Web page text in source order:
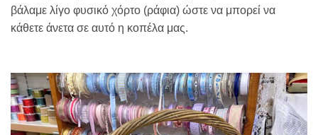
βάλαμε λίγο φυσικό χόρτο (ράφια) ώστε να μπορεί να
κάθετε άνετα σε αυτό η κοπέλα μας.